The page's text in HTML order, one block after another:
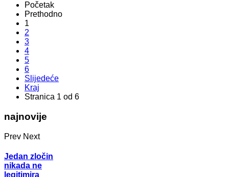
Početak
Prethodno
1
2
3
4
5
6
Slijedeće
Kraj
Stranica 1 od 6
najnovije
Prev Next
Jedan zločin
nikada ne
legitimira